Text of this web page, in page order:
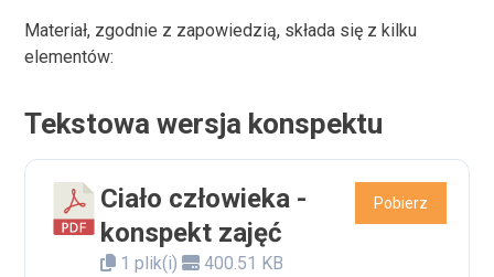
Materiał, zgodnie z zapowiedzią, składa się z kilku
elementów:
Tekstowa wersja konspektu
Ciało człowieka -
konspekt zajęć
1 plik(i) 400.51 KB
Pobierz